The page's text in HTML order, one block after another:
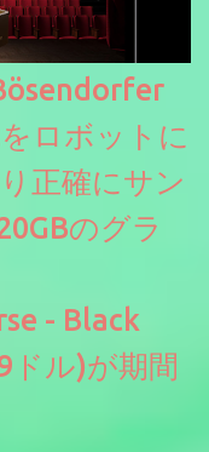
ロボットに
正確にサン
のグラ
- Black
ドル)が期間